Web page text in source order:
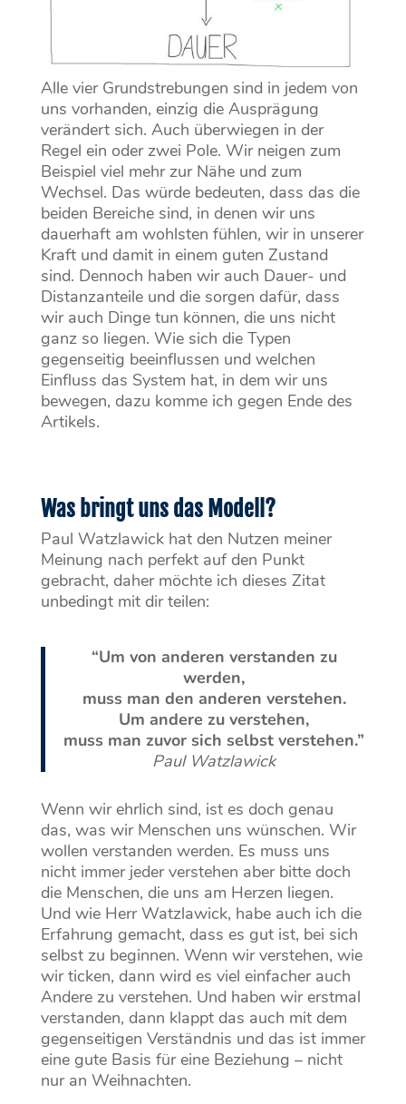
Alle vier Grundstrebungen sind in jedem von
uns vorhanden, einzig die Ausprägung
verändert sich. Auch überwiegen in der
Regel ein oder zwei Pole. Wir neigen zum
Beispiel viel mehr zur Nähe und zum
Wechsel. Das würde bedeuten, dass das die
beiden Bereiche sind, in denen wir uns
dauerhaft am wohlsten fühlen, wir in unserer
Kraft und damit in einem guten Zustand
sind. Dennoch haben wir auch Dauer- und
Distanzanteile und die sorgen dafür, dass
wir auch Dinge tun können, die uns nicht
ganz so liegen. Wie sich die Typen
gegenseitig beeinflussen und welchen
Einfluss das System hat, in dem wir uns
bewegen, dazu komme ich gegen Ende des
Artikels.
Was bringt uns das Modell?
Paul Watzlawick hat den Nutzen meiner
Meinung nach perfekt auf den Punkt
gebracht, daher möchte ich dieses Zitat
unbedingt mit dir teilen:
“Um von anderen verstanden zu
werden,
muss man den anderen verstehen.
Um andere zu verstehen,
muss man zuvor sich selbst verstehen.”
Paul Watzlawick
Wenn wir ehrlich sind, ist es doch genau
das, was wir Menschen uns wünschen. Wir
wollen verstanden werden. Es muss uns
nicht immer jeder verstehen aber bitte doch
die Menschen, die uns am Herzen liegen.
Und wie Herr Watzlawick, habe auch ich die
Erfahrung gemacht, dass es gut ist, bei sich
selbst zu beginnen. Wenn wir verstehen, wie
wir ticken, dann wird es viel einfacher auch
Andere zu verstehen. Und haben wir erstmal
verstanden, dann klappt das auch mit dem
gegenseitigen Verständnis und das ist immer
eine gute Basis für eine Beziehung – nicht
nur an Weihnachten.